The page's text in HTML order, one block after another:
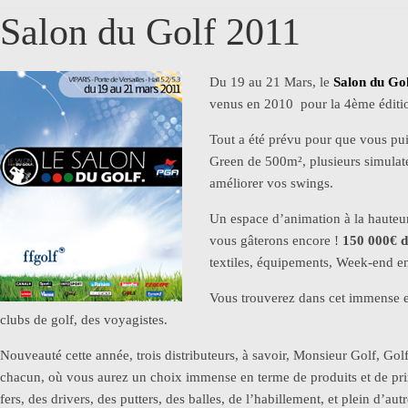
Salon du Golf 2011
Du 19 au 21 Mars, le Salon du
venus en 2010 pour la 4ème
Tout a été prévu pour que vous
Green de 500m², plusieurs
améliorer vos swings.
Un espace d’animation à la
vous gâterons encore ! 150 000€
textiles, équipements, Week-end
Vous trouverez dans cet immense
clubs de golf, des voyagistes.
Nouveauté cette année, trois distributeurs, à savoir, Monsieur Golf,
chacun, où vous aurez un choix immense en terme de produits et de
fers, des drivers, des putters, des balles, de l’habillement, et plein